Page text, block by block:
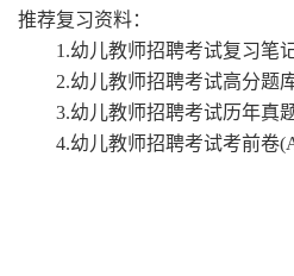
推荐复习资料：
1.幼儿教师招聘考试复习笔
2.幼儿教师招聘考试高分题
3.幼儿教师招聘考试历年真
4.幼儿教师招聘考试考前卷